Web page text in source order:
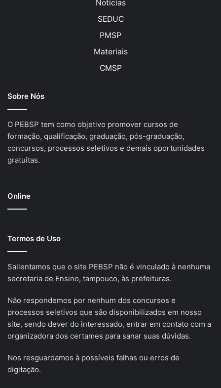
Notícias
SEDUC
PMSP
Materiais
CMSP
Sobre Nós
O PEBSP tem como objetivo promover cursos de
formação, qualificação, graduação, pós-graduação,
concursos, processos seletivos e demais oportunidades
gratuitas.
Online
Termos de Uso
Salientamos que o site PEBSP não é vinculado à nenhuma
secretaria de Ensino, tampouco, às prefeituras.
Não respondemos por nenhum dos concursos e
processos seletivos que são disponibilizados em nosso
site, sendo dever do interessado, entrar em contato com a
organizadora dos certames para sanar suas dúvidas.
Nos resguardamos à possíveis falhas ou erros de
digitação.